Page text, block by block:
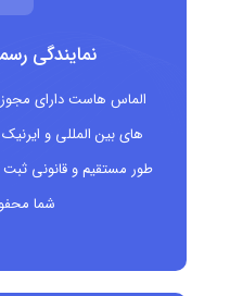
شرکت‌های ثبت دامنه معتبر قرار
القای حس خانه، آرامش و زندگی
مناسب برای کسب‌وکارهای
دامنه‌ای به یادماندنی و آسان
نمایندگی
الماس هاست دارای مجوز
های بین المللی و
شما